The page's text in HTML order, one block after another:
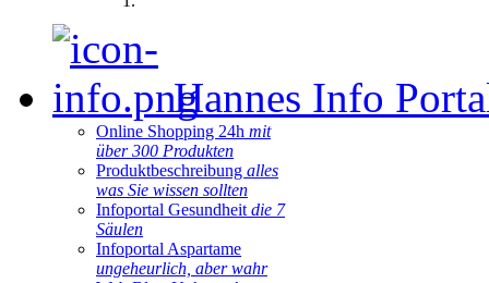
Hannes Info
Online Shopping 24h mit
über 300 Produkten
Produktbeschreibung alles
was Sie wissen sollten
Infoportal Gesundheit die 7
Säulen
Infoportal Aspartame
ungeheurlich, aber wahr